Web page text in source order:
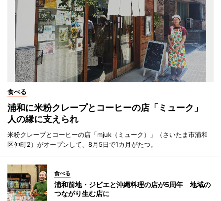
食べる
浦和に米粉クレープとコーヒーの店「ミューク」
人の縁に支えられ
米粉クレープとコーヒーの店「mjuk（ミューク）」（さいたま市浦和
区仲町2）がオープンして、8月5日で1カ月がたつ。
食べる
浦和前地・ジビエと沖縄料理の店が5周年 地域の
つながり生む店に